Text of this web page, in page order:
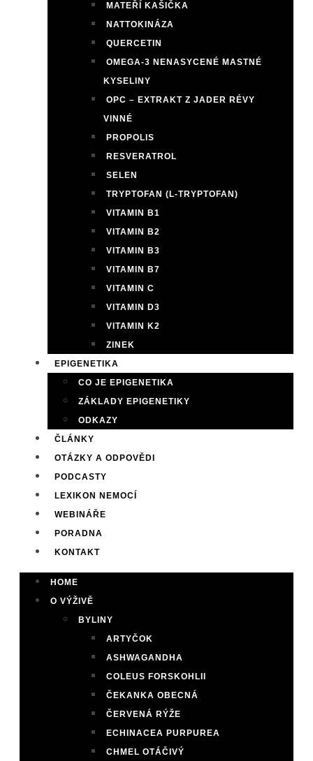
MATEŘÍ KAŠIČKA
NATTOKINÁZA
QUERCETIN
OMEGA-3 NENASYCENÉ MASTNÉ
KYSELINY
OPC – EXTRAKT Z JADER RÉVY
VINNÉ
PROPOLIS
RESVERATROL
SELEN
TRYPTOFAN (L-TRYPTOFAN)
VITAMIN B1
VITAMIN B2
VITAMIN B3
VITAMIN B7
VITAMIN C
VITAMIN D3
VITAMIN K2
ZINEK
EPIGENETIKA
CO JE EPIGENETIKA
ZÁKLADY EPIGENETIKY
ODKAZY
ČLÁNKY
OTÁZKY A ODPOVĚDI
PODCASTY
LEXIKON NEMOCÍ
WEBINÁŘE
PORADNA
KONTAKT
HOME
O VÝŽIVĚ
BYLINY
ARTYČOK
ASHWAGANDHA
COLEUS FORSKOHLII
ČEKANKA OBECNÁ
ČERVENÁ RÝŽE
ECHINACEA PURPUREA
CHMEL OTÁČIVÝ